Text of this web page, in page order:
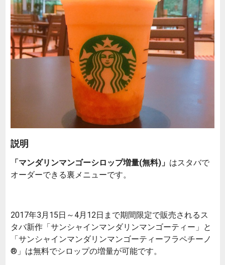
説明
「マンダリンマンゴーシロップ増量(無料)」 はスタバで
オーダーできる裏メニューです。
2017年3月15日～4月12日まで期間限定で販売されるス
タバ新作「サンシャインマンダリンマンゴーティー」と
「サンシャインマンダリンマンゴーティーフラペチーノ
®」は無料でシロップの増量が可能です。